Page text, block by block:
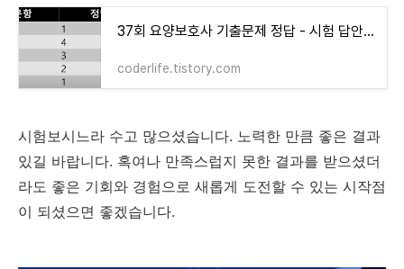
37회 요양보호사 기출문제 정답 - 시험 답안 pdf (오전 홀수 필기 + 실기)
coderlife.tistory.com
시험보시느라 수고 많으셨습니다. 노력한 만큼 좋은 결과
있길 바랍니다. 혹여나 만족스럽지 못한 결과를 받으셨더
라도 좋은 기회와 경험으로 새롭게 도전할 수 있는 시작점
이 되셨으면 좋겠습니다.